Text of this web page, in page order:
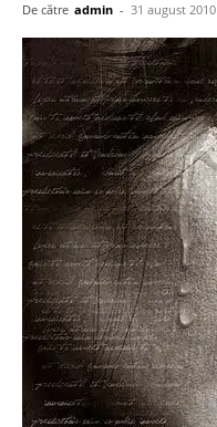
De către admin - 31 august 2010